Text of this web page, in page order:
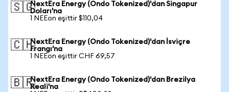
🇸🇬NextEra Energy (Ondo Tokenized)'dan Singapur
Doları'na
1 NEEon eşittir $110,04
🇨🇭NextEra Energy (Ondo Tokenized)'dan İsviçre
Frangı'na
1 NEEon eşittir CHF 69,57
🇧🇷NextEra Energy (Ondo Tokenized)'dan Brezilya
Reali'na